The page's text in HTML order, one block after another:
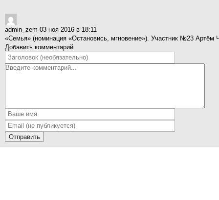
admin_zem 03 ноя 2016 в 18:11
«Семья» (номинация «Остановись, мгновение»). Участник №23 Артём
Добавить комментарий
Отправить